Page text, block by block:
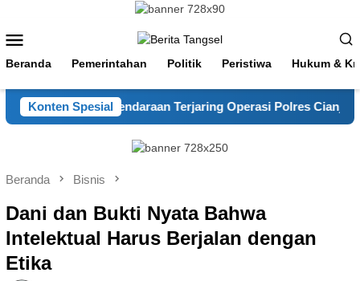
konten
Mobile
Beranda Pemerintahan Politik Peristiwa Hukum &
Konten Spesial
89 Kendaraan Terjaring Operasi Polres Cianjur
Beranda Bisnis
Dani dan Bukti Nyata Bahwa
Intelektual Harus Berjalan dengan
Etika